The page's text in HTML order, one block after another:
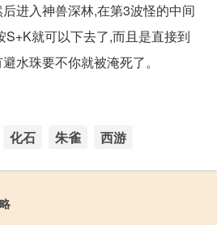
进入神兽深林,在第3波怪的中间
S+K就可以下去了,而且是直接到
水珠要不你就被淹死了。
化石 朱雀 西游